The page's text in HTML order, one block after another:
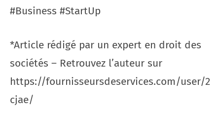
#Business #StartUp
*Article rédigé par un expert en droit des
sociétés – Retrouvez l’auteur sur
https://fournisseursdeservices.com/user/2
cjae/